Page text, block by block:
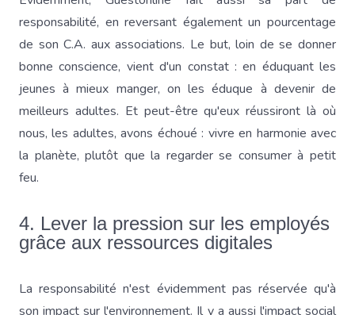
responsabilité, en reversant également un pourcentage
de son C.A. aux associations. Le but, loin de se donner
bonne conscience, vient d'un constat : en éduquant les
jeunes à mieux manger, on les éduque à devenir de
meilleurs adultes. Et peut-être qu'eux réussiront là où
nous, les adultes, avons échoué : vivre en harmonie avec
la planète, plutôt que la regarder se consumer à petit
feu.
4. Lever la pression sur les employés
grâce aux ressources digitales
La responsabilité n'est évidemment pas réservée qu'à
son impact sur l'environnement. Il y a aussi l'impact social